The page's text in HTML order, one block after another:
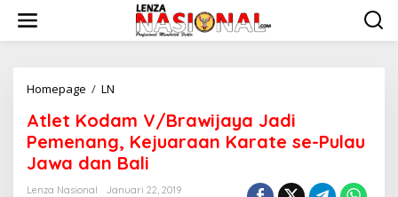
w
Homepage / LN
l
e
t
K
o
Atlet Kodam V/Brawijaya Jadi
Pemenang, Kejuaraan Karate se-Pulau
Jawa dan Bali
Lenza Nasional
Januari 22, 2019